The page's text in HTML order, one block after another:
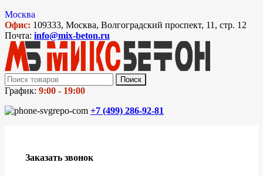
Москва
Офис: 109333, Москва, Волгоградский проспект, 11, стр. 12
Почта: info@mix-beton.ru
Поиск
График: 9:00 - 19:00
+7 (499) 286-92-81
Заказать звонок